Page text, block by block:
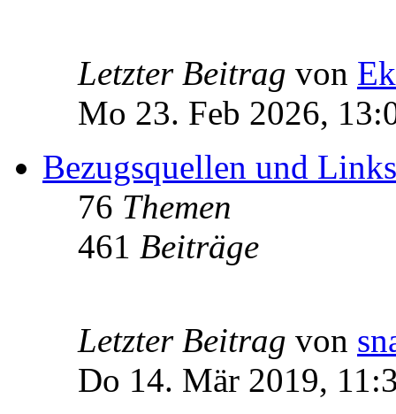
Letzter Beitrag von
Mo 23. Feb 2026,
Bezugsquellen und Links
76 Themen
461 Beiträge
Letzter Beitrag von
Do 14. Mär 2019,